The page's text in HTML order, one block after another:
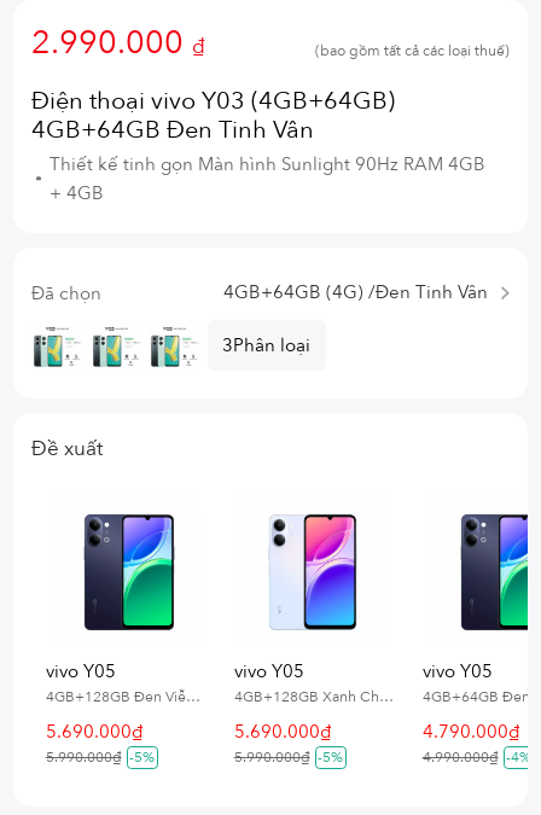
2.990.000 ₫ (bao gồm tất cả các loại thuế)
Điện thoại vivo Y03 (4GB+64GB)
4GB+64GB Đen Tinh Vân
Thiết kế tinh gọn Màn hình Sunlight 90Hz RAM 4GB
+ 4GB
Đã chọn 4GB+64GB (4G) /Đen Tinh Vân
3Phân loại
Đề xuất
vivo Y05
4GB+128GB Đen Viễn Du
5.690.000₫
5.990.000₫ -5%
vivo Y05
4GB+128GB Xanh Chân Trời
5.690.000₫
5.990.000₫ -5%
vivo Y05
4.790.000₫
4.990.000₫ -4%